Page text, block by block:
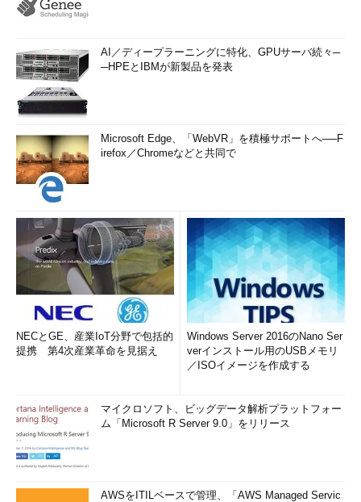
AI／ディープラーニングに特化、GPUサーバ続々─
─HPEとIBMが新製品を発表
Microsoft Edge、「WebVR」を積極サポートへ──F
irefox／Chromeなどと共同で
NECとGE、産業IoT分野で包括的
提携 第4次産業革命を見据え
Windows Server 2016のNano Ser
verインストール用のUSBメモリ
／ISOイメージを作成する
マイクロソフト、ビッグデータ解析プラットフォー
ム「Microsoft R Server 9.0」をリリース
AWSをITILベースで管理、「AWS Managed Servic